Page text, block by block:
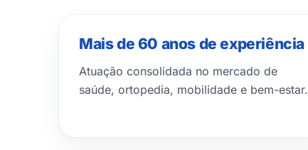
Mais de 60 anos de experiência
Atuação consolidada no mercado de
saúde, ortopedia, mobilidade e bem-estar.